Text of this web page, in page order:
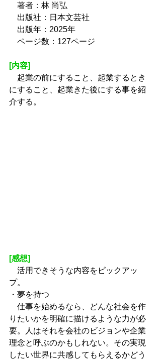
著者：林 尚弘
出版社：日本文芸社
出版年：2025年
ページ数：127ページ
[内容]
起業の前にすること、起業するとき
にすること、起業きた後にする事を紹
介する。
[感想]
活用できそうな内容をピックアッ
プ。
・夢を持つ
仕事を始めるなら、どんな社会を作
りたいかを明確に描けるような力が必
要。人はそれを会社のビジョンや企業
理念と呼ぶのかもしれない。その実現
したい世界に共感してもらえるかどう